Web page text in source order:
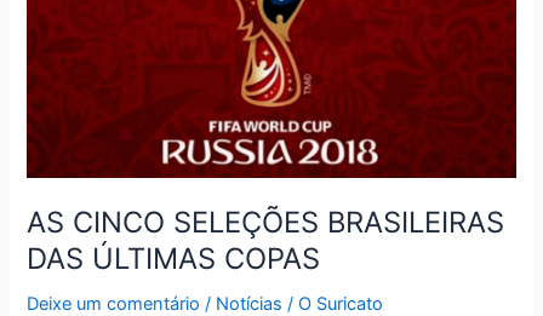
CADA
TOMBO
DE
NEYMAR
AS CINCO SELEÇÕES BRASILEIRAS
DAS ÚLTIMAS COPAS
Deixe um comentário / Notícias /O Suricato